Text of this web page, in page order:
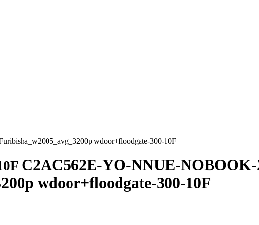
wdoor+floodgate-300-10F
C2AC562E-YO-NNUE-NOBOOK-
wdoor+floodgate-300-10F